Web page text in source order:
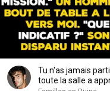
Tu n'as jamais
toute la salle a